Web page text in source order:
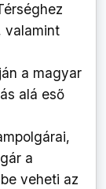
valamint
a magyar
alá eső
a
veheti az